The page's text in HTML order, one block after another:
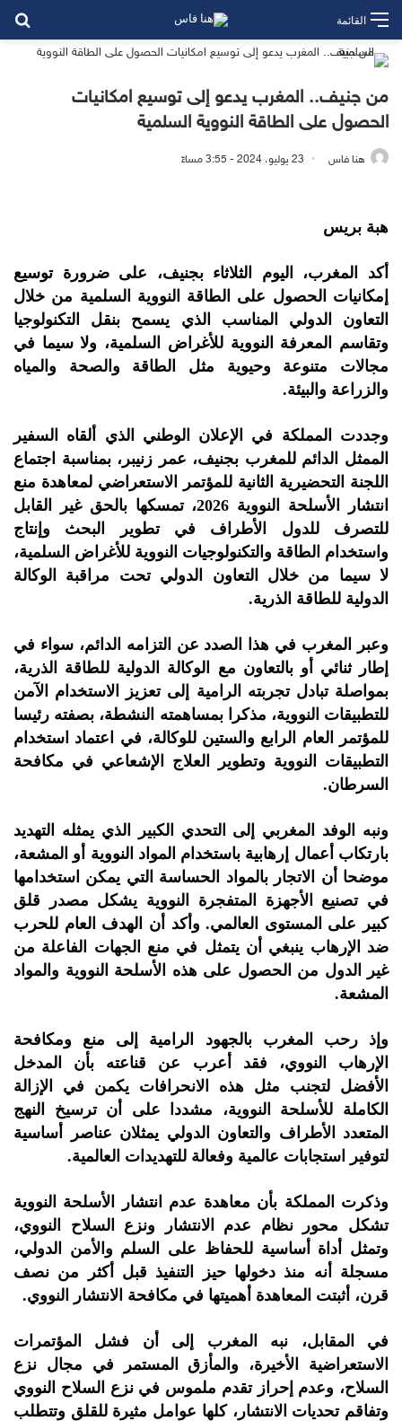
القائمة
من جنيف.. المغرب يدعو إلى توسيع امكانيات
الحصول على الطاقة النووية السلمية
هنا فاس 23 يوليو، 2024 - 3:55 مساءً
هبة بريس
أكد المغرب، اليوم الثلاثاء بجنيف، على ضرورة توسيع
إمكانيات الحصول على الطاقة النووية السلمية من خلال
التعاون الدولي المناسب الذي يسمح بنقل التكنولوجيا
وتقاسم المعرفة النووية للأغراض السلمية، ولا سيما في
مجالات متنوعة وحيوية مثل الطاقة والصحة والمياه
والزراعة والبيئة.
وجددت المملكة في الإعلان الوطني الذي ألقاه السفير
الممثل الدائم للمغرب بجنيف، عمر زنيبر، بمناسبة اجتماع
اللجنة التحضيرية الثانية للمؤتمر الاستعراضي لمعاهدة منع
انتشار الأسلحة النووية 2026، تمسكها بالحق غير القابل
للتصرف للدول الأطراف في تطوير البحث وإنتاج
واستخدام الطاقة والتكنولوجيات النووية للأغراض السلمية،
لا سيما من خلال التعاون الدولي تحت مراقبة الوكالة
الدولية للطاقة الذرية.
وعبر المغرب في هذا الصدد عن التزامه الدائم، سواء في
إطار ثنائي أو بالتعاون مع الوكالة الدولية للطاقة الذرية،
بمواصلة تبادل تجربته الرامية إلى تعزيز الاستخدام الآمن
للتطبيقات النووية، مذكرا بمساهمته النشطة، بصفته رئيسا
للمؤتمر العام الرابع والستين للوكالة، في اعتماد استخدام
التطبيقات النووية وتطوير العلاج الإشعاعي في مكافحة
السرطان.
ونبه الوفد المغربي إلى التحدي الكبير الذي يمثله التهديد
بارتكاب أعمال إرهابية باستخدام المواد النووية أو المشعة،
موضحا أن الاتجار بالمواد الحساسة التي يمكن استخدامها
في تصنيع الأجهزة المتفجرة النووية يشكل مصدر قلق
كبير على المستوى العالمي. وأكد أن الهدف العام للحرب
ضد الإرهاب ينبغي أن يتمثل في منع الجهات الفاعلة من
غير الدول من الحصول على هذه الأسلحة النووية والمواد
المشعة.
وإذ رحب المغرب بالجهود الرامية إلى منع ومكافحة
الإرهاب النووي، فقد أعرب عن قناعته بأن المدخل
الأفضل لتجنب مثل هذه الانحرافات يكمن في الإزالة
الكاملة للأسلحة النووية، مشددا على أن ترسيخ النهج
المتعدد الأطراف والتعاون الدولي يمثلان عناصر أساسية
لتوفير استجابات عالمية وفعالة للتهديدات العالمية.
وذكرت المملكة بأن معاهدة عدم انتشار الأسلحة النووية
تشكل محور نظام عدم الانتشار ونزع السلاح النووي،
وتمثل أداة أساسية للحفاظ على السلم والأمن الدولي،
مسجلة أنه منذ دخولها حيز التنفيذ قبل أكثر من نصف
قرن، أثبتت المعاهدة أهميتها في مكافحة الانتشار النووي.
في المقابل، نبه المغرب إلى أن فشل المؤتمرات
الاستعراضية الأخيرة، والمأزق المستمر في مجال نزع
السلاح، وعدم إحراز تقدم ملموس في نزع السلاح النووي
وتفاقم تحديات الانتشار، كلها عوامل مثيرة للقلق وتتطلب